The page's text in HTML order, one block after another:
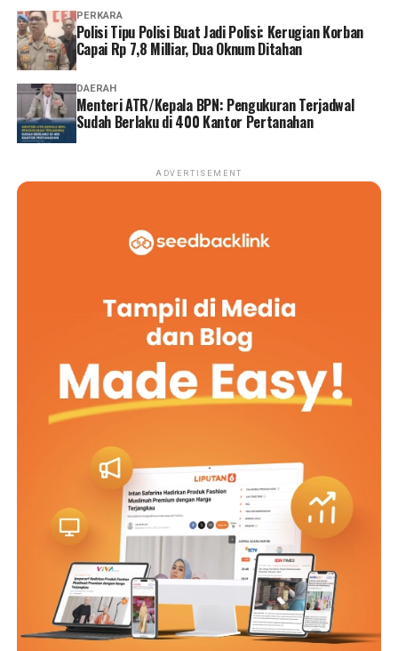
PERKARA
Polisi Tipu Polisi Buat Jadi Polisi: Kerugian Korban
Capai Rp 7,8 Milliar, Dua Oknum Ditahan
DAERAH
Menteri ATR/Kepala BPN: Pengukuran Terjadwal
Sudah Berlaku di 400 Kantor Pertanahan
ADVERTISEMENT